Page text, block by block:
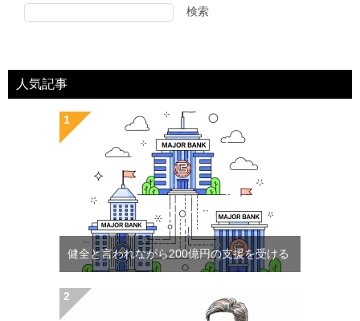
検索
人気記事
健全と言われながら200億円の支援を受ける